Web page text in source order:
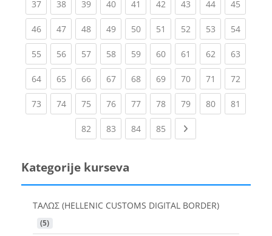
37(current)
38(current)
39(current)
40(current)
41 (current)
42(current)
43(current)
44(current)
45
46(current)
47(current)
48(current)
49(current)
50(current)
51 (current)
52(current)
53(current)
54
55(current)
56(current)
57(current)
58(current)
59(current)
60(current)
61 (current)
62(current)
63
64(current)
65(current)
66(current)
67(current)
68(current)
69(current)
70(current)
71 (current)
72
73(current)
74(current)
75(current)
76(current)
77(current)
78(current)
79(current)
80(current)
81
82(current)
83(current)
84(current)
85(current)
Kategorije kurseva
ΤΑΛΩΣ (HELLENIC CUSTOMS DIGITAL BORDER)
(5)